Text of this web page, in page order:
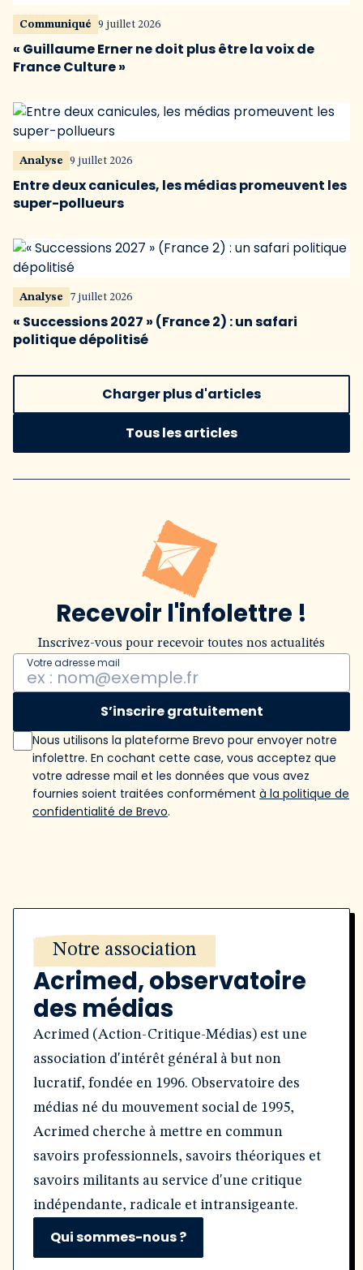
Communiqué 9 juillet 2026
« Guillaume Erner ne doit plus être la voix de
France Culture »
Analyse 9 juillet 2026
Entre deux canicules, les médias promeuvent les
super-pollueurs
Analyse 7 juillet 2026
« Successions 2027 » (France 2) : un safari
politique dépolitisé
Charger plus d'articles
Tous les articles
Recevoir l'infolettre !
Inscrivez-vous pour recevoir toutes nos actualités
Votre adresse mail
S’inscrire gratuitement
Nous utilisons la plateforme Brevo pour envoyer notre
infolettre. En cochant cette case, vous acceptez que
votre adresse mail et les données que vous avez
fournies soient traitées conformément à la politique de
confidentialité de Brevo.
Notre association
Acrimed, observatoire
des médias
Acrimed (Action-Critique-Médias) est une
association d'intérêt général à but non
lucratif, fondée en 1996. Observatoire des
médias né du mouvement social de 1995,
Acrimed cherche à mettre en commun
savoirs professionnels, savoirs théoriques et
savoirs militants au service d'une critique
indépendante, radicale et intransigeante.
Qui sommes-nous ?